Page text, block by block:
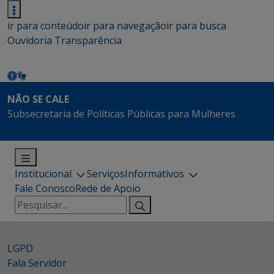
ir para conteúdoir para navegaçãoir para busca
Ouvidoria Transparência
NÃO SE CALE
Subsecretaria de Políticas Públicas para Mulheres
Institucional ServiçosInformativos
Fale ConoscoRede de Apoio
Pesquisar
por:
LGPD
Fala Servidor